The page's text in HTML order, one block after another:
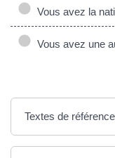
Vous avez la
Vous avez une
Textes de référence